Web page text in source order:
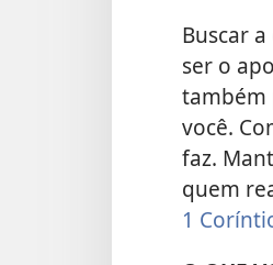
Buscar
ser o
também
você.
faz.
quem
1